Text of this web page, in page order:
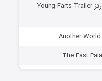
دانلود مستند قطعات تریلر یانگ فارتز Young Farts Trailer